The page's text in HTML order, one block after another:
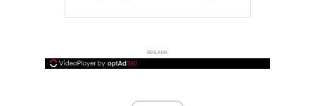
REKLAMA